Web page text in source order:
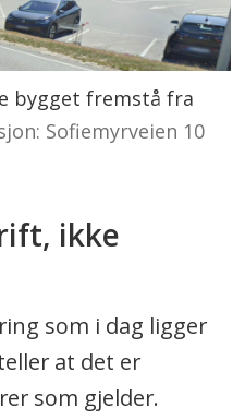
bygget fremstå fra
Sofiemyrveien 10
ikke
som i dag ligger
at det er
som gjelder.